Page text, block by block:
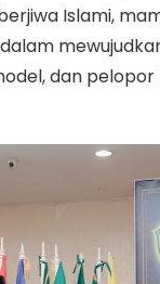
Islami,
dan